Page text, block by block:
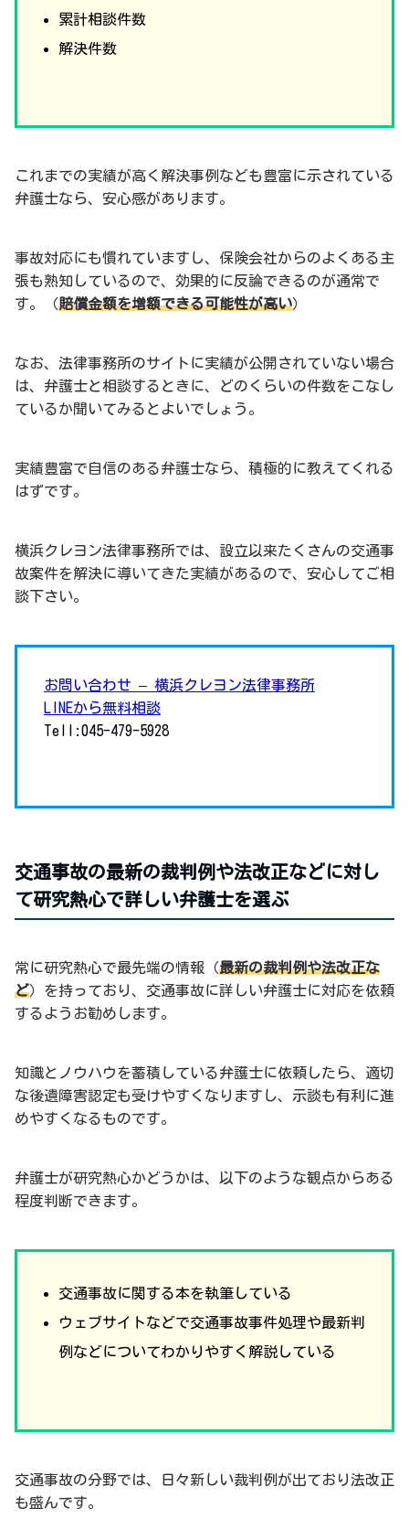
累計相談件数
解決件数
これまでの実績が高く解決事例なども豊富に示されている
弁護士なら、安心感があります。
事故対応にも慣れていますし、保険会社からのよくある主
張も熟知しているので、効果的に反論できるのが通常で
す。（賠償金額を増額できる可能性が高い）
なお、法律事務所のサイトに実績が公開されていない場合
は、弁護士と相談するときに、どのくらいの件数をこなし
ているか聞いてみるとよいでしょう。
実績豊富で自信のある弁護士なら、積極的に教えてくれる
はずです。
横浜クレヨン法律事務所では、設立以来たくさんの交通事
故案件を解決に導いてきた実績があるので、安心してご相
談下さい。
お問い合わせ – 横浜クレヨン法律事務所
LINEから無料相談
Tell:045-479-5928
交通事故の最新の裁判例や法改正などに対し
て研究熱心で詳しい弁護士を選ぶ
常に研究熱心で最先端の情報（最新の裁判例や法改正な
ど）を持っており、交通事故に詳しい弁護士に対応を依頼
するようお勧めします。
知識とノウハウを蓄積している弁護士に依頼したら、適切
な後遺障害認定も受けやすくなりますし、示談も有利に進
めやすくなるものです。
弁護士が研究熱心かどうかは、以下のような観点からある
程度判断できます。
交通事故に関する本を執筆している
ウェブサイトなどで交通事故事件処理や最新判
例などについてわかりやすく解説している
交通事故の分野では、日々新しい裁判例が出ており法改正
も盛んです。